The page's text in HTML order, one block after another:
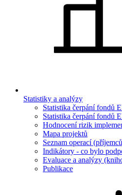
Statistiky a analýzy
Statistika čerpání fondů
Statistika čerpání fondů
Hodnocení rizik
Mapa projektů
Seznam operací
Indikátory - co bylo
Evaluace a analýzy
Publikace